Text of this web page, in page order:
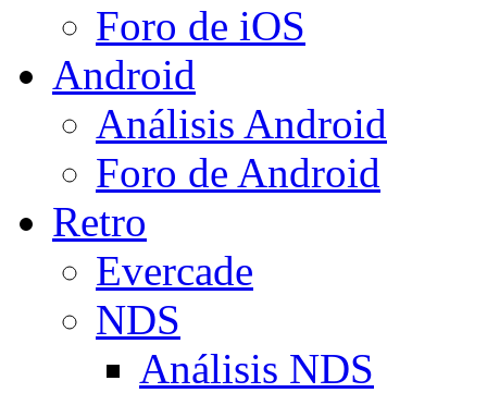
Foro de iOS
Android
Análisis Android
Foro de Android
Retro
Evercade
NDS
Análisis NDS